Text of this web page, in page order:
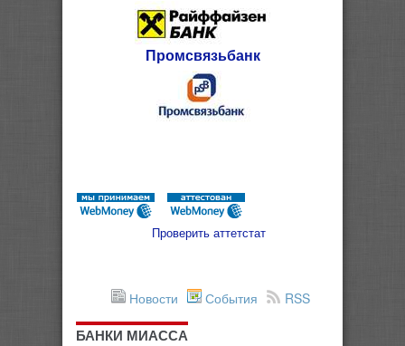
Промсвязьбанк
Проверить аттетстат
RSS
События
Новости
БАНКИ МИАССА